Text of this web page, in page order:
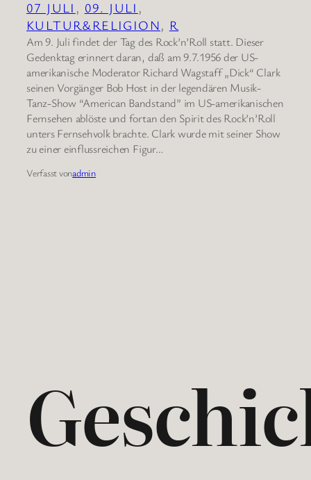
07 JULI , 09. JULI
KULTUR&RELIGION, R
Am 9. Juli findet der Tag des Rock’n’Roll statt. Dieser
Gedenktag erinnert daran, daß am 9.7.1956 der US-
amerikanische Moderator Richard Wagstaff „Dick“ Clark
seinen Vorgänger Bob Host in der legendären Musik-
Tanz-Show “American Bandstand” im US-amerikanischen
Fernsehen ablöste und fortan den Spirit des Rock’n’Roll
unters Fernsehvolk brachte. Clark wurde mit seiner Show
zu einer einflussreichen Figur…
Verfasst vonadmin